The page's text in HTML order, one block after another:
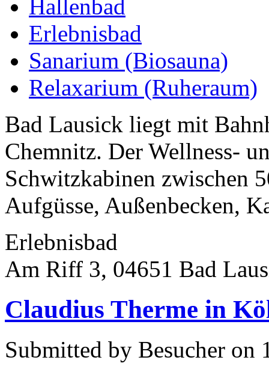
Hallenbad
Erlebnisbad
Sanarium (Biosauna)
Relaxarium (Ruheraum)
Bad Lausick liegt mit
Chemnitz. Der Wellness-
Schwitzkabinen zwischen
Aufgüsse, Außenbecken,
Erlebnisbad
Am Riff 3, 04651 Bad
Claudius Therme in
Submitted by Besucher on